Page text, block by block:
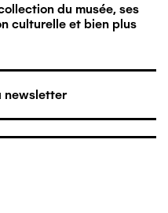
du musée, ses
culturelle et bien plus
newsletter